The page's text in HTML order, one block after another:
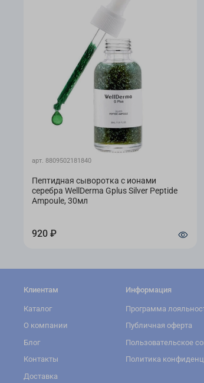
арт. 8809502181840
Пептидная сыворотка с ионами
серебра WellDerma Gplus Silver Peptide
Ampoule, 30мл
920 ₽
Клиентам
Каталог
О компании
Блог
Контакты
Доставка
Информация
Программа
Публичная оферта
Пользовательское
Политика